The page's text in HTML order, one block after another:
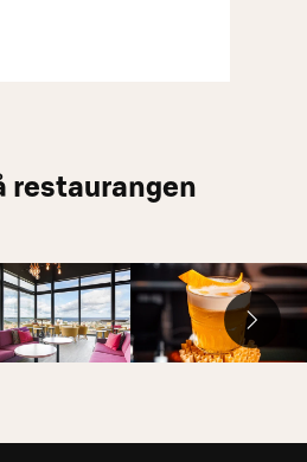
restaurangen